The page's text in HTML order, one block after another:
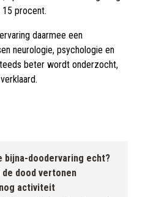
procent.
daarmee een
neurologie, psychologie en
beter wordt onderzocht,
bijna-doodervaring echt?
de dood vertonen
activiteit